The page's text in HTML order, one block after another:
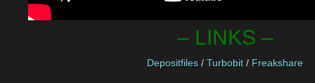
– LINKS –
Depositfiles / Turbobit / Freakshare